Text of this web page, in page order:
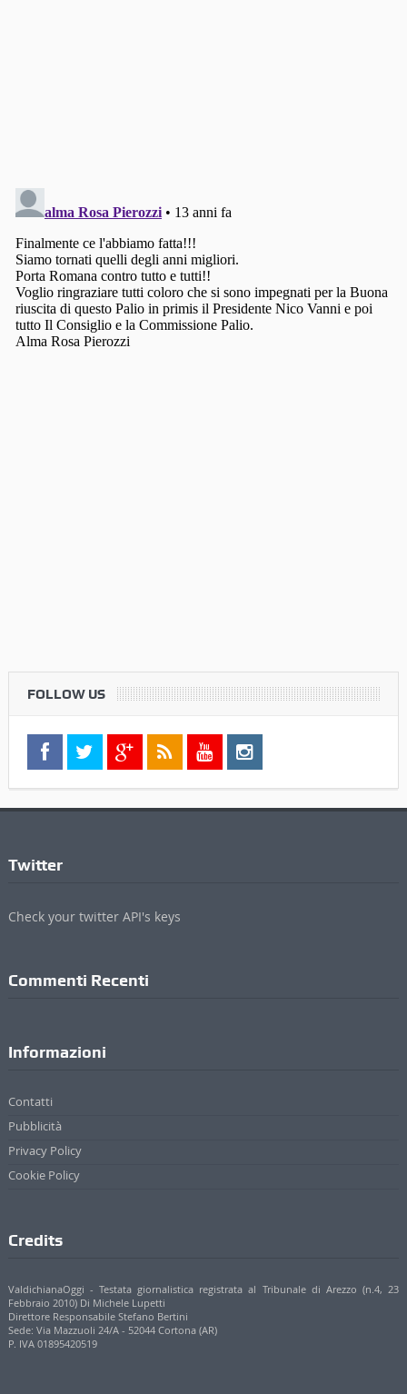
FOLLOW US
Twitter
Check your twitter API's keys
Commenti Recenti
Informazioni
Contatti
Pubblicità
Privacy Policy
Cookie Policy
Credits
ValdichianaOggi - Testata giornalistica registrata al Tribunale di Arezzo (n.4, 23
Febbraio 2010) Di Michele Lupetti
Direttore Responsabile Stefano Bertini
Sede: Via Mazzuoli 24/A - 52044 Cortona (AR)
P. IVA 01895420519